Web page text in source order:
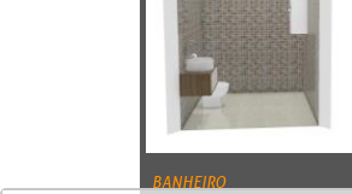
BANHEIRO